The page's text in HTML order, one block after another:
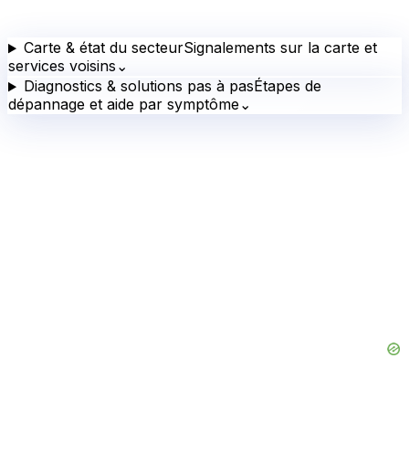
Carte & état du secteurSignalements sur la carte et
services voisins ⌄
Diagnostics & solutions pas à pasÉtapes de
dépannage et aide par symptôme⌄